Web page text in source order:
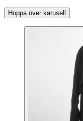
Hoppa över karusell